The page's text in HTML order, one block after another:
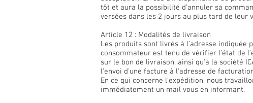
tôt et aura la possibilité d'annuler sa
versées dans les 2 jours au plus tard de leur
Article 12 : Modalités de livraison
Les produits sont livrés à l'adresse indiquée
consommateur est tenu de vérifier l'état de
sur le bon de livraison, ainsi qu'à la société
l'envoi d'une facture à l'adresse de
En ce qui concerne l'expédition, nous
immédiatement un mail vous en informant.